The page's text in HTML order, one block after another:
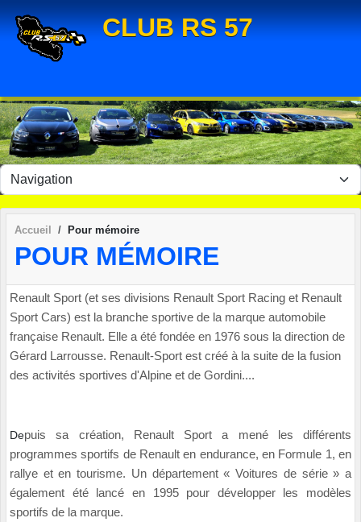
CLUB RS 57
Accueil Pour mémoire
POUR MÉMOIRE
Renault Sport (et ses divisions Renault Sport Racing et Renault
Sport Cars) est la branche sportive de la marque automobile
française Renault. Elle a été fondée en 1976 sous la direction de
Gérard Larrousse. Renault-Sport est créé à la suite de la fusion
des activités sportives d'Alpine et de Gordini....
Depuis sa création, Renault Sport a mené les différents
programmes sportifs de Renault en endurance, en Formule 1, en
rallye et en tourisme. Un département « Voitures de série » a
également été lancé en 1995 pour développer les modèles
sportifs de la marque.